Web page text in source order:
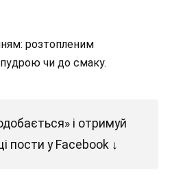
розтопленим
чи до смаку.
і отримуй
пости у Facebook ↓